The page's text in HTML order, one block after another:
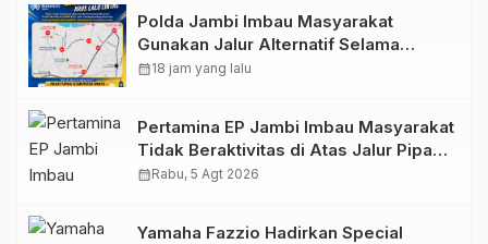
Polda Jambi Imbau Masyarakat
Gunakan Jalur Alternatif Selama
Pelaksanaan Presisi Merdeka Run
calendar_month18 jam yang lalu
Pertamina EP Jambi Imbau Masyarakat
Tidak Beraktivitas di Atas Jalur Pipa
Migas Demi Keselamatan Bersama
calendar_monthRabu, 5 Agt 2026
Yamaha Fazzio Hadirkan Special